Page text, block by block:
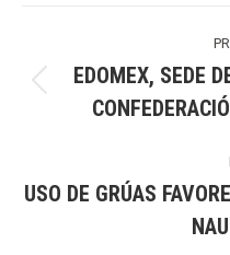
EDOMEX, SEDE
USO DE GRÚAS